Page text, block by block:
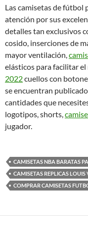
Las camisetas de fútbol
atención por sus
detalles tan exclusivos
cosido, inserciones de
mayor ventilación,
elásticos para facilitar
2022cuellos con
se encuentran
cantidades que
logotipos, shorts,
jugador.
CAMISETAS NBA BARATAS
CAMISETAS REPLICAS
COMPRAR CAMISETAS